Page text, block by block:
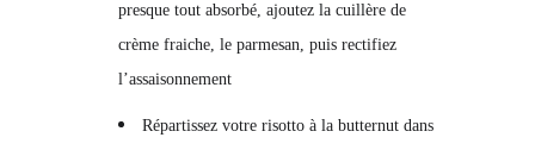
presque tout absorbé, ajoutez la cuillère de
crème fraiche, le parmesan, puis rectifiez
l’assaisonnement
Répartissez votre risotto à la butternut dans